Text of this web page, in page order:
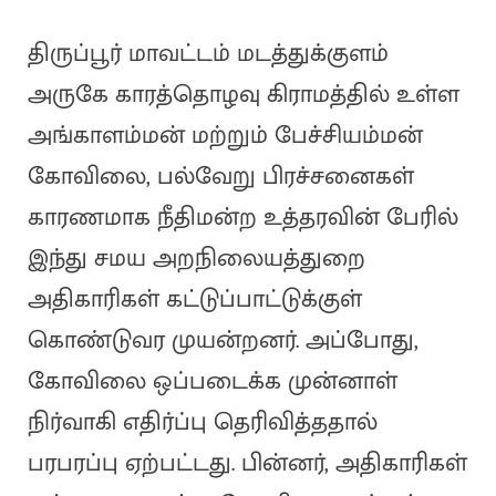
திருப்பூர் மாவட்டம் மடத்துக்குளம்
அருகே காரத்தொழவு கிராமத்தில் உள்ள
அங்காளம்மன் மற்றும் பேச்சியம்மன்
கோவிலை, பல்வேறு பிரச்சனைகள்
காரணமாக நீதிமன்ற உத்தரவின் பேரில்
இந்து சமய அறநிலையத்துறை
அதிகாரிகள் கட்டுப்பாட்டுக்குள்
கொண்டுவர முயன்றனர். அப்போது,
கோவிலை ஒப்படைக்க முன்னாள்
நிர்வாகி எதிர்ப்பு தெரிவித்ததால்
பரபரப்பு ஏற்பட்டது. பின்னர், அதிகாரிகள்